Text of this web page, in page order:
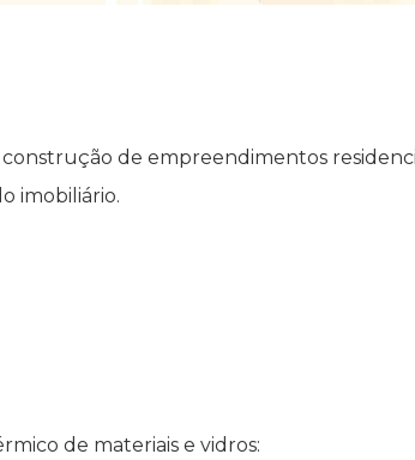
de empreendimentos
imobiliário.
de materiais e vidros: